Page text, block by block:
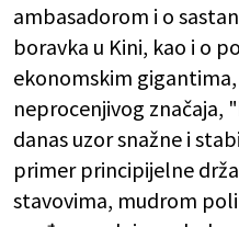
ambasadorom i o
boravka u Kini, kao i o
ekonomskim gigantima,
neprocenjivog značaja,
danas uzor snažne i
primer principijelne
stavovima, mudrom